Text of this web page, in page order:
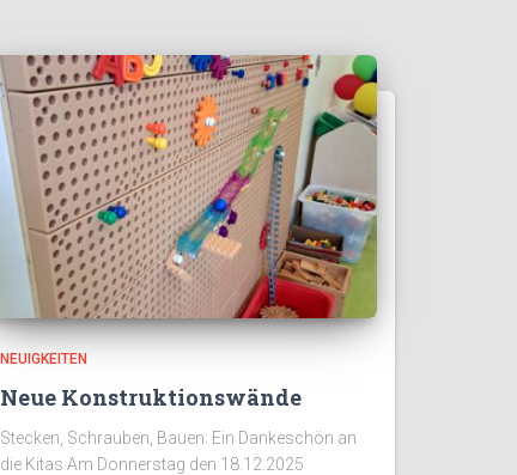
NEUIGKEITEN
Neue Konstruktionswände
Stecken, Schrauben, Bauen: Ein Dankeschön an
die Kitas Am Donnerstag den 18.12.2025